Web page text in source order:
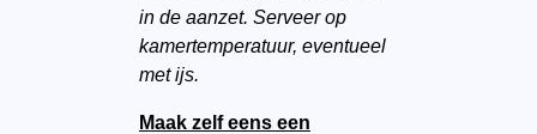
in de aanzet. Serveer op
kamertemperatuur, eventueel
met ijs.
Maak zelf eens een